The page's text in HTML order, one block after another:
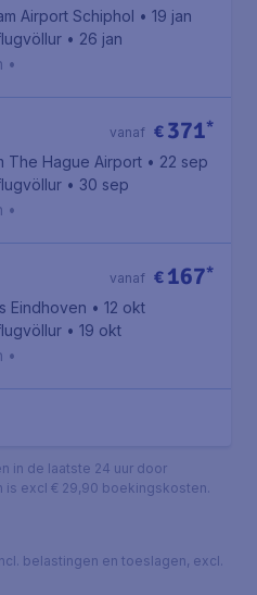
Airport Schiphol • 19 jan
• 26 jan
•
€ 371*
vanaf
The Hague Airport • 22 sep
• 30 sep
•
€ 167*
vanaf
Eindhoven • 12 okt
• 19 okt
•
in de laatste 24 uur door
excl € 29,90 boekingskosten.
belastingen en toeslagen, excl.